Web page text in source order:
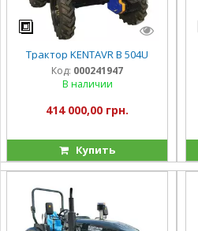
Трактор KENTAVR B 504U
Код: 000241947
В наличии
414 000,00 грн.
Купить